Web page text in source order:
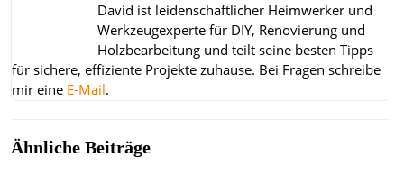
David ist leidenschaftlicher Heimwerker und
Werkzeugexperte für DIY, Renovierung und
Holzbearbeitung und teilt seine besten Tipps
für sichere, effiziente Projekte zuhause. Bei Fragen schreibe
mir eine E-Mail.
Ähnliche Beiträge